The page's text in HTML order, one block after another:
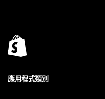
應用程式類別